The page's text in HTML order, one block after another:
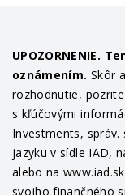
UPOZORNENIE.
oznámením. Skôr
rozhodnutie,
s kľúčovými
Investments, správ.
jazyku v sídle IAD,
alebo na
svojho finančného